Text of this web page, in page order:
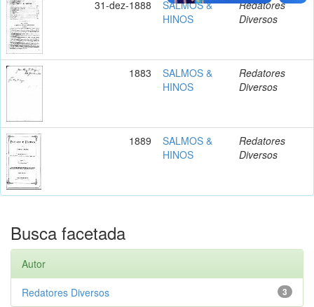
31-dez-1888
SALMOS &
HINOS
Redatores
Diversos
1883
SALMOS &
HINOS
Redatores
Diversos
1889
SALMOS &
HINOS
Redatores
Diversos
Busca facetada
Autor
3
Redatores Diversos